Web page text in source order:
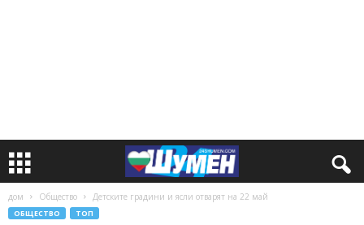
дом Общество Детските градини и ясли отварят на 22 май
ОБЩЕСТВО ТОП